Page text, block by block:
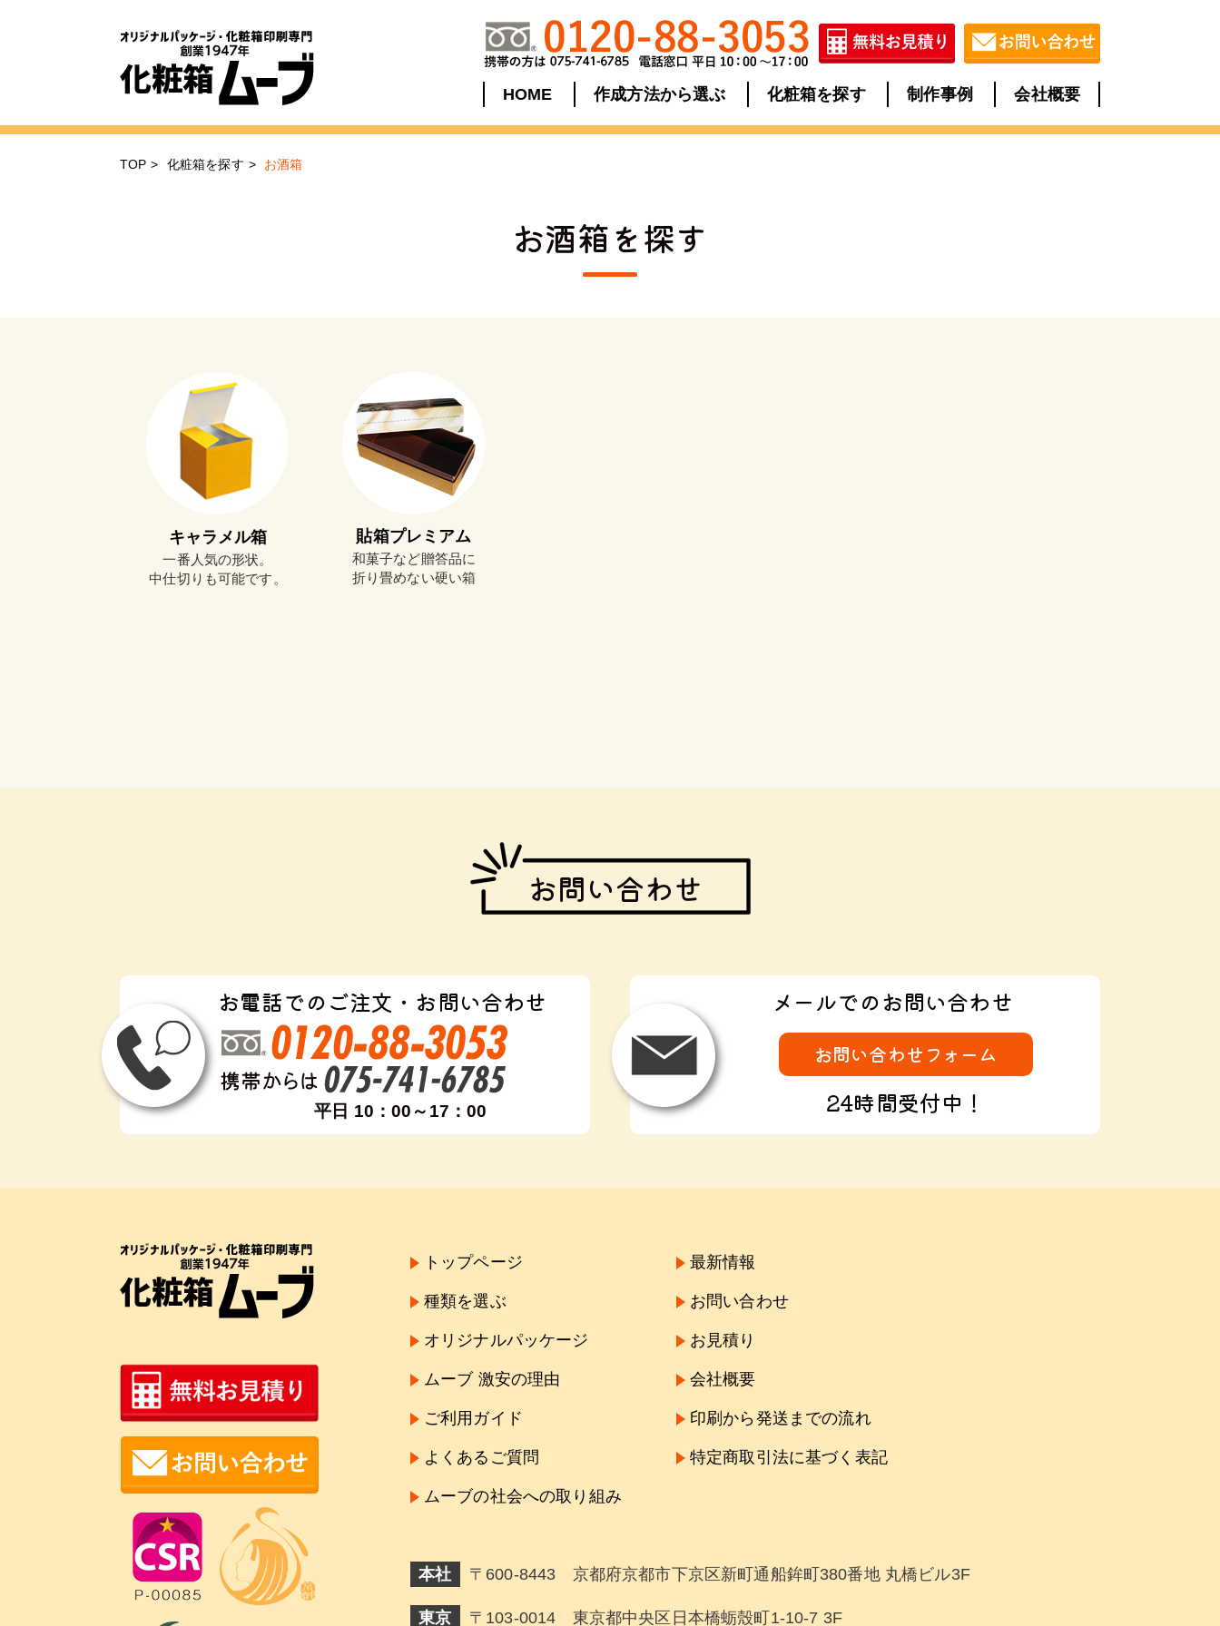
HOME 作成方法から選ぶ 化粧箱を探す 制作事例 会社概要
TOP > 化粧箱を探す > お酒箱
お酒箱を探す
キャラメル箱
一番人気の形状。
中仕切りも可能です。
貼箱プレミアム
和菓子など贈答品に
折り畳めない硬い箱
お問い合わせ
お電話でのご注文・お問い合わせ
平日 10：00～17：00
メールでのお問い合わせ
お問い合わせフォーム
24時間受付中！
トップページ
種類を選ぶ
オリジナルパッケージ
ムーブ 激安の理由
ご利用ガイド
よくあるご質問
ムーブの社会への取り組み
最新情報
お問い合わせ
お見積り
会社概要
印刷から発送までの流れ
特定商取引法に基づく表記
本社 〒600-8443 京都府京都市下京区新町通船鉾町380番地 丸橋ビル3F
東京 〒103-0014 東京都中央区日本橋蛎殼町1-10-7 3F